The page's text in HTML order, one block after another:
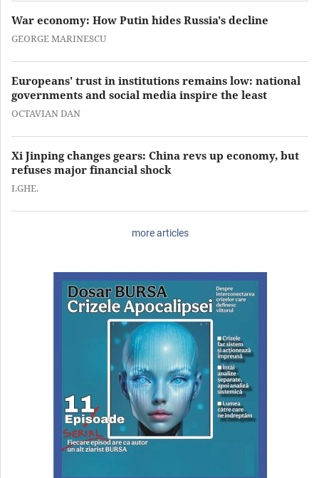
War economy: How Putin hides Russia's decline
GEORGE MARINESCU
Europeans' trust in institutions remains low: national
governments and social media inspire the least
OCTAVIAN DAN
Xi Jinping changes gears: China revs up economy, but
refuses major financial shock
I.GHE.
more articles